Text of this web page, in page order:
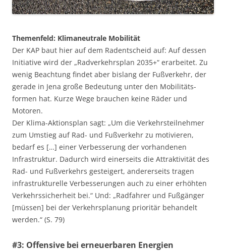
Themenfeld: Klimaneutrale Mobilität
Der KAP baut hier auf dem Radentscheid auf: Auf dessen
Initiative wird der „Radverkehrsplan 2035+“ erarbeitet. Zu
wenig Beachtung findet aber bislang der Fußverkehr, der
gerade in Jena große Bedeutung unter den Mobilitäts-
formen hat. Kurze Wege brauchen keine Räder und
Motoren.
Der Klima-Aktionsplan sagt: „Um die Verkehrsteilnehmer
zum Umstieg auf Rad- und Fußverkehr zu motivieren,
bedarf es […] einer Verbesserung der vorhandenen
Infrastruktur. Dadurch wird einerseits die Attraktivität des
Rad- und Fußverkehrs gesteigert, andererseits tragen
infrastrukturelle Verbesserungen auch zu einer erhöhten
Verkehrssicherheit bei.“ Und: „Radfahrer und Fußgänger
[müssen] bei der Verkehrsplanung prioritär behandelt
werden.“ (S. 79)
#3: Offensive bei erneuerbaren Energien